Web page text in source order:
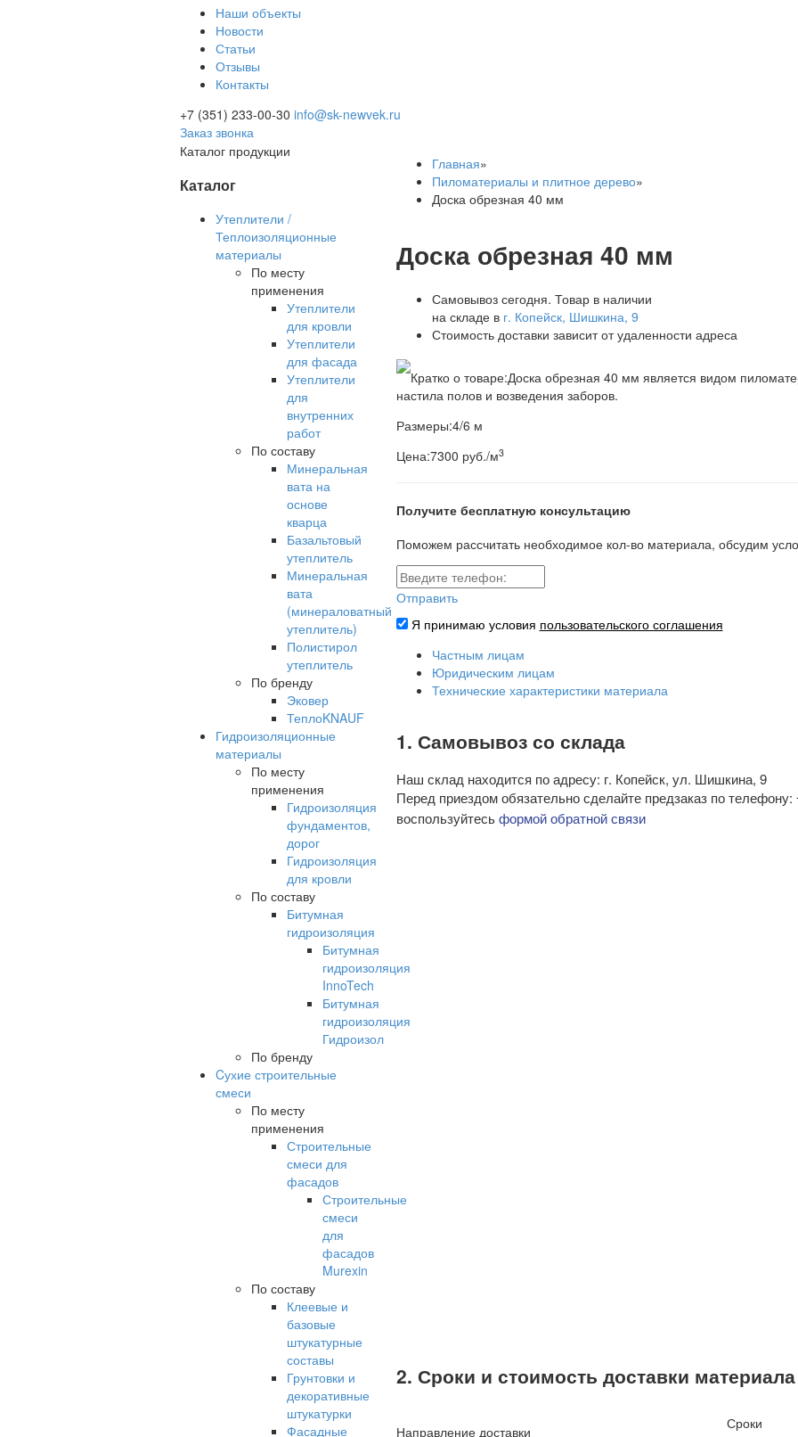
Наши объекты
Новости
Статьи
Отзывы
Контакты
+7 (351) 233-00-30 info@sk-newvek.ru
Заказ звонка
Каталог продукции
Каталог
Утеплители /
Теплоизоляционные
материалы
По месту
применения
Утеплители
для кровли
Утеплители
для фасада
Утеплители
для
внутренних
работ
По составу
Минеральная
вата на
основе
кварца
Базальтовый
утеплитель
Минеральная
вата
(минераловатный
утеплитель)
Полистирол
утеплитель
По бренду
Эковер
ТеплоKNAUF
Гидроизоляционные
материалы
По месту
применения
Гидроизоляция
фундаментов,
дорог
Гидроизоляция
для кровли
По составу
Битумная
гидроизоляция
Битумная
гидроизоляция
InnoTech
Битумная
гидроизоляция
Гидроизол
По бренду
Cухие строительные
смеси
По месту
применения
Строительные
смеси для
фасадов
Строительные
смеси
для
фасадов
Murexin
По составу
Клеевые и
базовые
штукатурные
составы
Грунтовки и
декоративные
штукатурки
Фасадные
Главная»
Пиломатериалы и плитное дерево»
Доска обрезная 40 мм
Доска обрезная 40 мм
Самовывоз сегодня. Товар в наличии
на складе в г. Копейск, Шишкина, 9
Стоимость доставки зависит от удаленности адреса
Кратко о товаре:Доска обрезная 40 мм является видом
настила полов и возведения заборов.
Размеры:4/6 м
Цена:7300 руб./м3
Получите бесплатную консультацию
Поможем рассчитать необходимое кол-во материала, обсудим
Отправить
Я принимаю условия пользовательского соглашения
Частным лицам
Юридическим лицам
Технические характеристики материала
1. Самовывоз со склада
Наш склад находится по адресу: г. Копейск, ул. Шишкина, 9
Перед приездом обязательно сделайте предзаказ по телефону:
воспользуйтесьформой обратной связи
2. Сроки и стоимость доставки
Направление доставки
Сроки